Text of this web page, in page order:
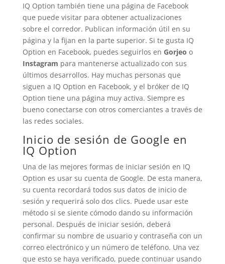
IQ Option también tiene una página de Facebook
que puede visitar para obtener actualizaciones
sobre el corredor. Publican información útil en su
página y la fijan en la parte superior. Si te gusta IQ
Option en Facebook, puedes seguirlos en Gorjeo o
Instagram para mantenerse actualizado con sus
últimos desarrollos. Hay muchas personas que
siguen a IQ Option en Facebook, y el bróker de IQ
Option tiene una página muy activa. Siempre es
bueno conectarse con otros comerciantes a través de
las redes sociales.
Inicio de sesión de Google en
IQ Option
Una de las mejores formas de iniciar sesión en IQ
Option es usar su cuenta de Google. De esta manera,
su cuenta recordará todos sus datos de inicio de
sesión y requerirá solo dos clics. Puede usar este
método si se siente cómodo dando su información
personal. Después de iniciar sesión, deberá
confirmar su nombre de usuario y contraseña con un
correo electrónico y un número de teléfono. Una vez
que esto se haya verificado, puede continuar usando